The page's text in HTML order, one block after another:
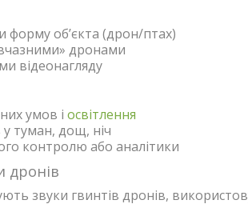
форму об’єкта (дрон/птах)
дронами
відеонагляду
умов і освітлення
туман, дощ, ніч
контролю або аналітики
дронів
звуки гвинтів дронів,